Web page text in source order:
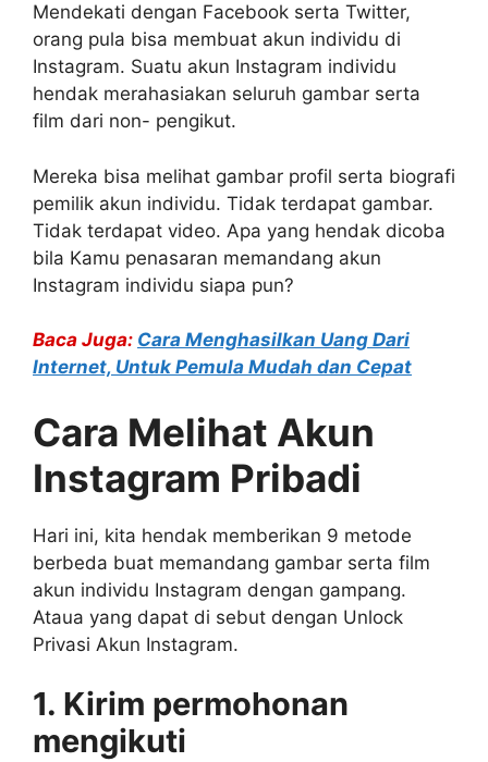
Mendekati dengan Facebook serta Twitter,
orang pula bisa membuat akun individu di
Instagram. Suatu akun Instagram individu
hendak merahasiakan seluruh gambar serta
film dari non- pengikut.
Mereka bisa melihat gambar profil serta biografi
pemilik akun individu. Tidak terdapat gambar.
Tidak terdapat video. Apa yang hendak dicoba
bila Kamu penasaran memandang akun
Instagram individu siapa pun?
Baca Juga: Cara Menghasilkan Uang Dari
Internet, Untuk Pemula Mudah dan Cepat
Cara Melihat Akun
Instagram Pribadi
Hari ini, kita hendak memberikan 9 metode
berbeda buat memandang gambar serta film
akun individu Instagram dengan gampang.
Ataua yang dapat di sebut dengan Unlock
Privasi Akun Instagram.
1. Kirim permohonan
mengikuti